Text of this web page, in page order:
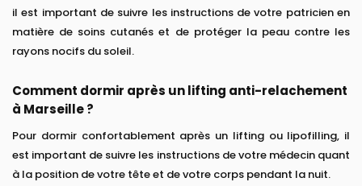
il est important de suivre les instructions de votre patricien en
matière de soins cutanés et de protéger la peau contre les
rayons nocifs du soleil.
Comment dormir après un lifting anti-relachement
à Marseille ?
Pour dormir confortablement après un lifting ou lipofilling, il
est important de suivre les instructions de votre médecin quant
à la position de votre tête et de votre corps pendant la nuit.